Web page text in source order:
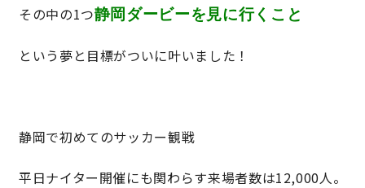
nattokuグループコーポレートサイト
理想の暮らしを引き出すデザイン力
その中の1つ静岡ダービーを見に行くこと
という夢と目標がついに叶いました！
静岡で初めてのサッカー観戦
平日ナイター開催にも関わらす来場者数は12,000人。